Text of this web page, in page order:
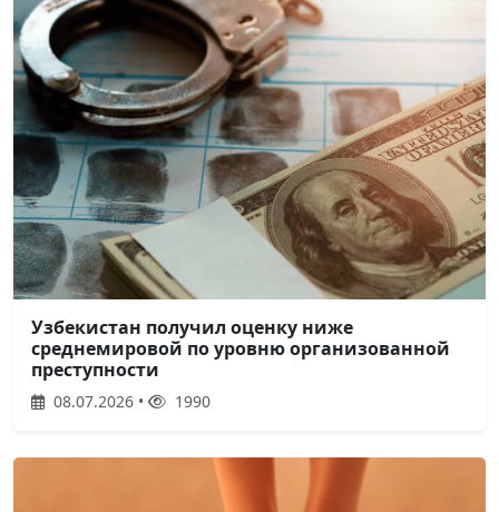
Узбекистан получил оценку ниже
среднемировой по уровню организованной
преступности
08.07.2026 • 1990